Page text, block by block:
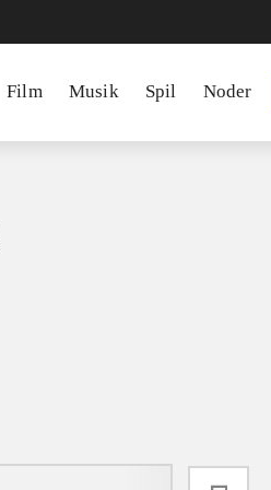
Film Musik Spil Noder